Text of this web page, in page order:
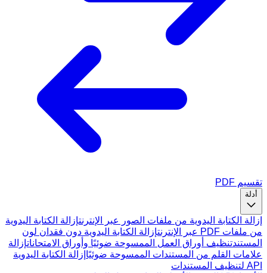
تقسيم PDF
أدلة
إزالة الكتابة اليدوية من ملفات الصور عبر الإنترنتإزالة الكتابة اليدوية
من ملفات PDF عبر الإنترنت
إزالة الكتابة اليدوية دون فقدان لون
المستندتنظيف أوراق العمل الممسوحة ضوئيًا وأوراق الامتحاناتإزالة
علامات القلم من المستندات الممسوحة ضوئيًا إزالة الكتابة اليدوية
API لتنظيف المستندات